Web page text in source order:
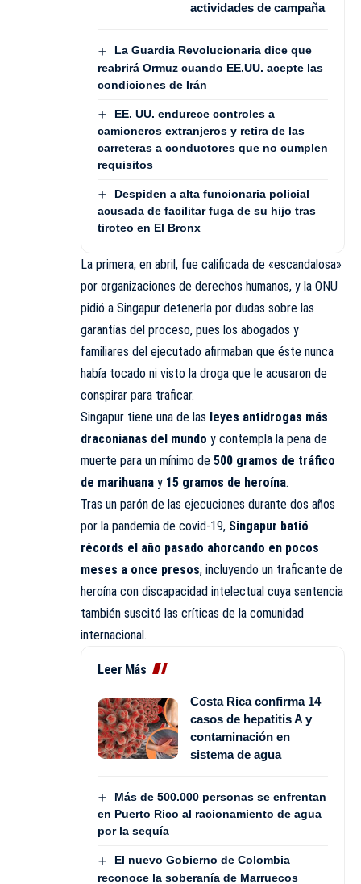
actividades de campaña
La Guardia Revolucionaria dice que
reabrirá Ormuz cuando EE.UU. acepte las
condiciones de Irán
EE. UU. endurece controles a
camioneros extranjeros y retira de las
carreteras a conductores que no cumplen
requisitos
Despiden a alta funcionaria policial
acusada de facilitar fuga de su hijo tras
tiroteo en El Bronx
La primera, en abril, fue calificada de «escandalosa»
por organizaciones de derechos humanos, y la ONU
pidió a Singapur detenerla por dudas sobre las
garantías del proceso, pues los abogados y
familiares del ejecutado afirmaban que éste nunca
había tocado ni visto la droga que le acusaron de
conspirar para traficar.
Singapur tiene una de las leyes antidrogas más
draconianas del mundo y contempla la pena de
muerte para un mínimo de 500 gramos de tráfico
de marihuana y 15 gramos de heroína.
Tras un parón de las ejecuciones durante dos años
por la pandemia de covid-19, Singapur batió
récords el año pasado ahorcando en pocos
meses a once presos, incluyendo un traficante de
heroína con discapacidad intelectual cuya sentencia
también suscitó las críticas de la comunidad
internacional.
Leer Más
Costa Rica confirma 14
casos de hepatitis A y
contaminación en
sistema de agua
Más de 500.000 personas se enfrentan
en Puerto Rico al racionamiento de agua
por la sequía
El nuevo Gobierno de Colombia
reconoce la soberanía de Marruecos